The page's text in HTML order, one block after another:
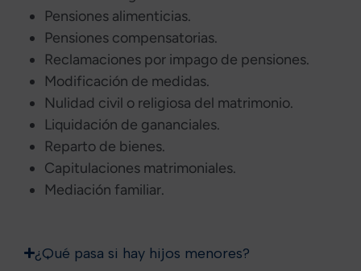
Pensiones alimenticias.
Pensiones compensatorias.
Reclamaciones por impago de pensiones.
Modificación de medidas.
Nulidad civil o religiosa del matrimonio.
Liquidación de gananciales.
Reparto de bienes.
Capitulaciones matrimoniales.
Mediación familiar.
¿Qué pasa si hay hijos menores?